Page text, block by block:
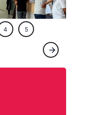
isteyenler
4 5